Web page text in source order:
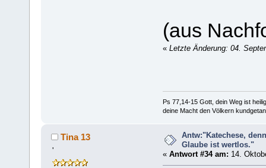
(aus
« Letzte Änderung: 04.
Ps 77,14-15 Gott, dein Weg ist
deine Macht den Völkern
Tina 13
'
Antw:"Katechese,
Glaube ist wertlos."
« Antwort #34 am: 14.